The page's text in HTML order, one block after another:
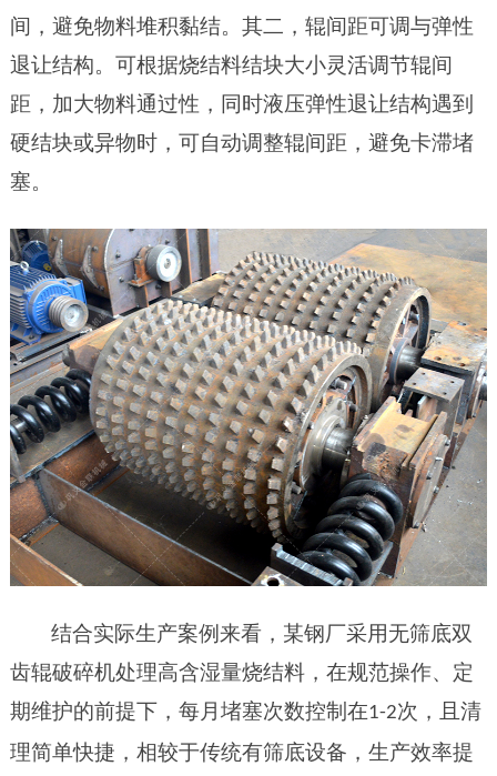
间，避免物料堆积黏结。其二 ，辊间距可调与弹性
退让结构。可根据烧结料结块大小灵活调节辊间
距， 加大物料通过性，同时液压弹性退让结构遇到
硬结块或异物时，可自动调整辊间距，避免卡滞堵
塞。
结合实际生产案例来看，某钢厂采用无筛底双
齿辊破碎机处理高含湿量烧结料，在规范操作、定
期维护的前提下，每月堵塞次数控制在1-2次，且清
理简单快捷，相较于传统有筛底设备，生产效率提